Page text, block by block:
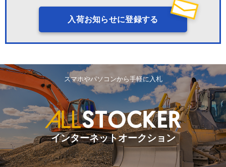
入荷お知らせに登録する
スマホやパソコンから手軽に入札
インターネットオークション